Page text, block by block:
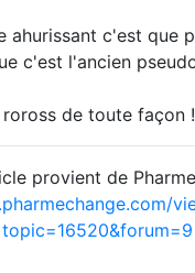
ahurissant c'est que
c'est l'ancien
de toute façon !
provient de
topic=16520&forum=9